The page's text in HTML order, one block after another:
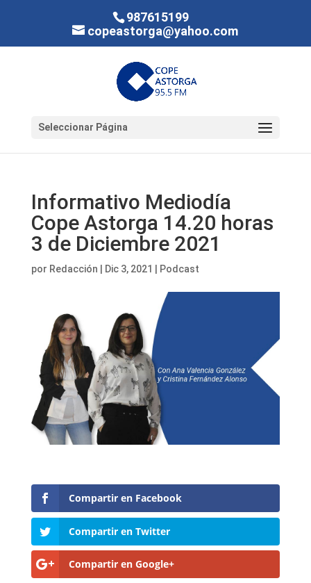
987615199
copeastorga@yahoo.com
Seleccionar Página
Informativo Mediodía
Cope Astorga 14.20 horas
3 de Diciembre 2021
por Redacción Dic 3, 2021 Podcast
Compartir en Facebook
Compartir en Twitter
Compartir en Google+